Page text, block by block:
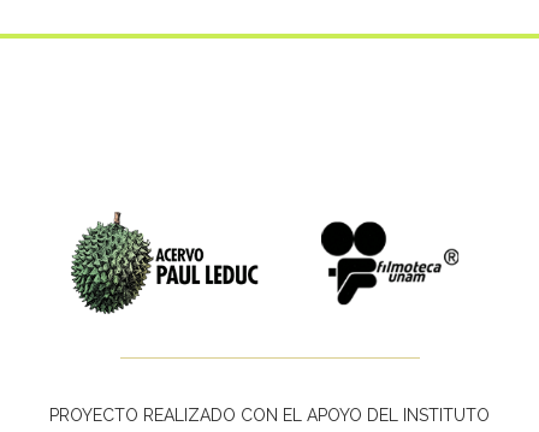
PROYECTO REALIZADO CON EL APOYO DEL INSTITUTO